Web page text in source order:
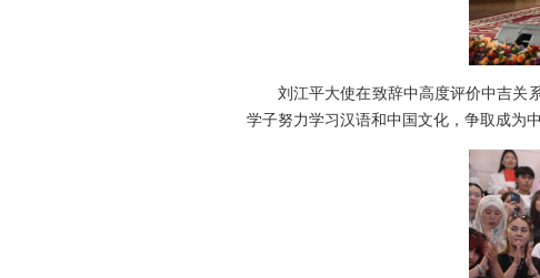
刘江平大使在致辞中高度评价中吉关
学子努力学习汉语和中国文化，争取成为